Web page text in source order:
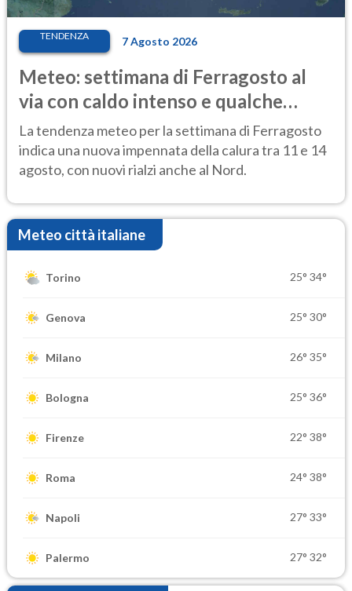
TENDENZA 7 Agosto 2026
Meteo: settimana di Ferragosto al
via con caldo intenso e qualche
temporale
La tendenza meteo per la settimana di Ferragosto
indica una nuova impennata della calura tra 11 e 14
agosto, con nuovi rialzi anche al Nord.
Meteo città italiane
Torino 25° 34°
Genova 25° 30°
Milano 26° 35°
Bologna 25° 36°
Firenze 22° 38°
Roma 24° 38°
Napoli 27° 33°
Palermo 27° 32°